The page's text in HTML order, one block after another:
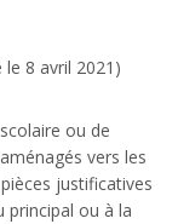
le 8 avril 2021)
ou de
vers les
justificatives
principal ou à la